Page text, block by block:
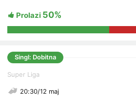
Prolazi 50%
Singl: Dobitna
Super Liga
20:30/12 maj